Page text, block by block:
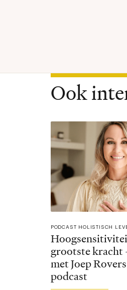
Ook
PODCAST HOLISTISCH
grootste kracht
met Joep
podcast